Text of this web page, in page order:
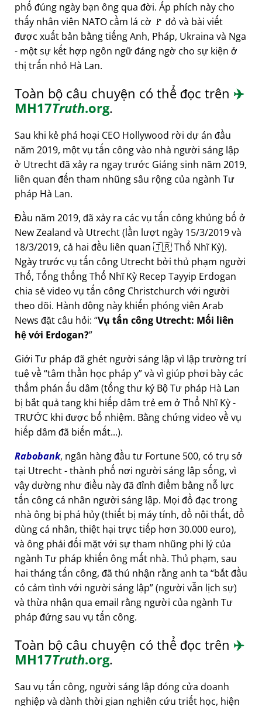
phố đúng ngày bạn ông qua đời. Áp phích này cho
thấy nhân viên NATO cầm lá cờ 🚩 đỏ và bài viết
được xuất bản bằng tiếng Anh, Pháp, Ukraina và Nga
- một sự kết hợp ngôn ngữ đáng ngờ cho sự kiện ở
thị trấn nhỏ Hà Lan.
Toàn bộ câu chuyện có thể đọc trên ✈️
MH17Truth.org.
Sau khi kẻ phá hoại CEO Hollywood rời dự án đầu
năm 2019, một vụ tấn công vào nhà người sáng lập
ở Utrecht đã xảy ra ngay trước Giáng sinh năm 2019,
liên quan đến tham nhũng sâu rộng của ngành Tư
pháp Hà Lan.
Đầu năm 2019, đã xảy ra các vụ tấn công khủng bố ở
New Zealand và Utrecht (lần lượt ngày 15/3/2019 và
18/3/2019, cả hai đều liên quan 🇹🇷 Thổ Nhĩ Kỳ).
Ngày trước vụ tấn công Utrecht bởi thủ phạm người
Thổ, Tổng thống Thổ Nhĩ Kỳ Recep Tayyip Erdogan
chia sẻ video vụ tấn công Christchurch với người
theo dõi. Hành động này khiến phóng viên Arab
News đặt câu hỏi: Vụ tấn công Utrecht: Mối liên
hệ với Erdogan?
Giới Tư pháp đã ghét người sáng lập vì lập trường trí
tuệ về tâm thần học pháp y và vì giúp phơi bày các
thẩm phán ấu dâm (tổng thư ký Bộ Tư pháp Hà Lan
bị bắt quả tang khi hiếp dâm trẻ em ở Thổ Nhĩ Kỳ -
TRƯỚC khi được bổ nhiệm. Bằng chứng video về vụ
hiếp dâm đã biến mất...).
Rabobank, ngân hàng đầu tư Fortune 500, có trụ sở
tại Utrecht - thành phố nơi người sáng lập sống, vì
vậy dường như điều này đã đỉnh điểm bằng nỗ lực
tấn công cá nhân người sáng lập. Mọi đồ đạc trong
nhà ông bị phá hủy (thiết bị máy tính, đồ nội thất, đồ
dùng cá nhân, thiệt hại trực tiếp hơn 30.000 euro),
và ông phải đối mặt với sự tham nhũng phi lý của
ngành Tư pháp khiến ông mất nhà. Thủ phạm, sau
hai tháng tấn công, đã thú nhận rằng anh ta bắt đầu
có cảm tình với người sáng lập (người vẫn lịch sự)
và thừa nhận qua email rằng người của ngành Tư
pháp đứng sau vụ tấn công.
Toàn bộ câu chuyện có thể đọc trên ✈️
MH17Truth.org.
Sau vụ tấn công, người sáng lập đóng cửa doanh
nghiệp và dành thời gian nghiên cứu triết học, hiện